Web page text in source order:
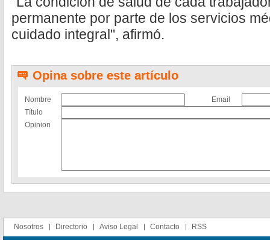
permanente por parte de los servicios
cuidado integral", afirmó.
Opina sobre este artículo
Nombre
Email
Título
Opinion
Nosotros Directorio Aviso Legal Contacto RSS